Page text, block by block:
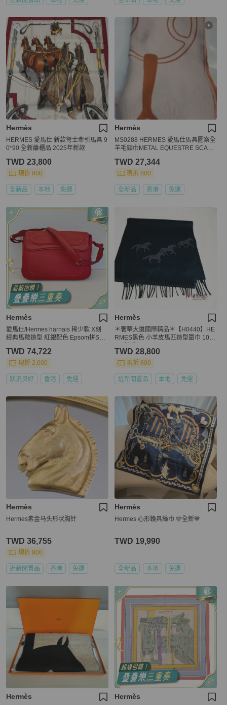
Hermès
HERMES 愛馬仕 新款弩士牽引馬具 9
0*90 全新離櫃品 2025年新款
TWD 23,800
現折 800
全新品 本地 免運
Hermès
MS0288 HERMES 愛馬仕馬具圖案全
羊毛頸巾METAL EQUESTRE SCARF
TWD 27,344
現折 800
全新品 香港 免運
Hermès
愛馬仕/Hermes harnais 稀少款 X刻
經典馬鞍造型 紅銀配色 Epsom拼Swif
TWD 74,722
現折 2,000
狀況良好 香港 免運
Hermès
＊奢華大道國際精品＊【H0440】HE
RMES黑色 小羊皮馬匹造型圍巾 10
TWD 28,800
現折 800
近新閒置品 本地 免運
Hermès
Hermes素金马头形状胸针
TWD 36,755
現折 800
近新閒置品 香港 免運
Hermès
Hermes 心形輓具絲巾 🩵全新💙
TWD 19,990
全新品 本地 免運
Hermès Hermès